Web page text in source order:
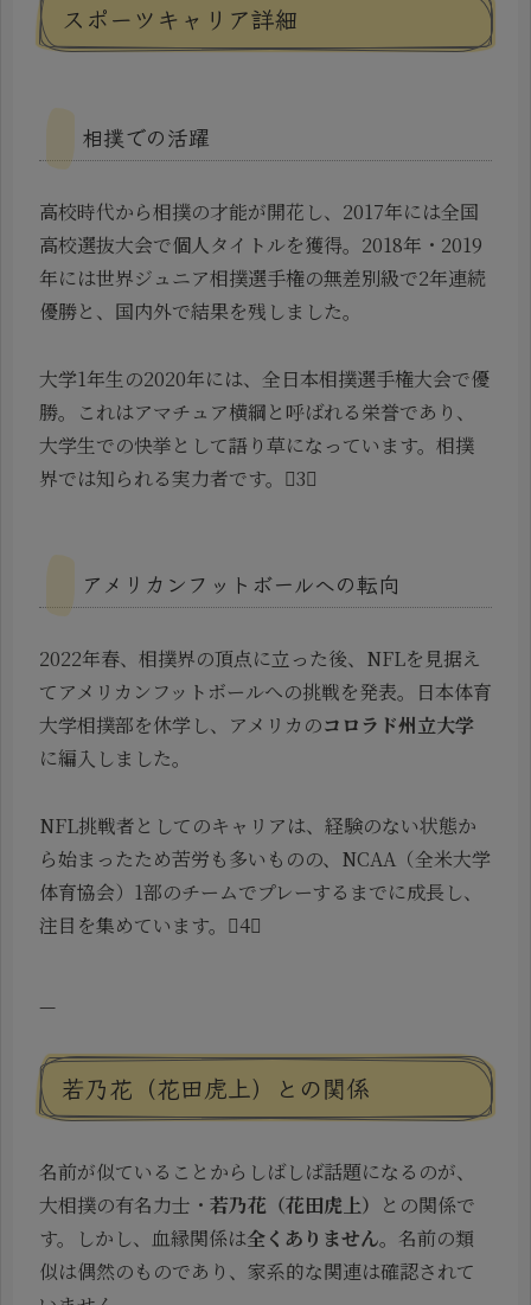
スポーツキャリア詳細
相撲での活躍
高校時代から相撲の才能が開花し、2017年には全国
高校選抜大会で個人タイトルを獲得。2018年・2019
年には世界ジュニア相撲選手権の無差別級で2年連続
優勝と、国内外で結果を残しました。
大学1年生の2020年には、全日本相撲選手権大会で優
勝。これはアマチュア横綱と呼ばれる栄誉であり、
大学生での快挙として語り草になっています。相撲
界では知られる実力者です。3
アメリカンフットボールへの転向
2022年春、相撲界の頂点に立った後、NFLを見据え
てアメリカンフットボールへの挑戦を発表。日本体育
大学相撲部を休学し、アメリカのコロラド州立大学
に編入しました。
NFL挑戦者としてのキャリアは、経験のない状態か
ら始まったため苦労も多いものの、NCAA（全米大学
体育協会）1部のチームでプレーするまでに成長し、
注目を集めています。4
—
若乃花（花田虎上）との関係
名前が似ていることからしばしば話題になるのが、
大相撲の有名力士・ 若乃花（花田虎上） との関係で
す。しかし、血縁関係は全くありません。名前の類
似は偶然のものであり、家系的な関連は確認されて